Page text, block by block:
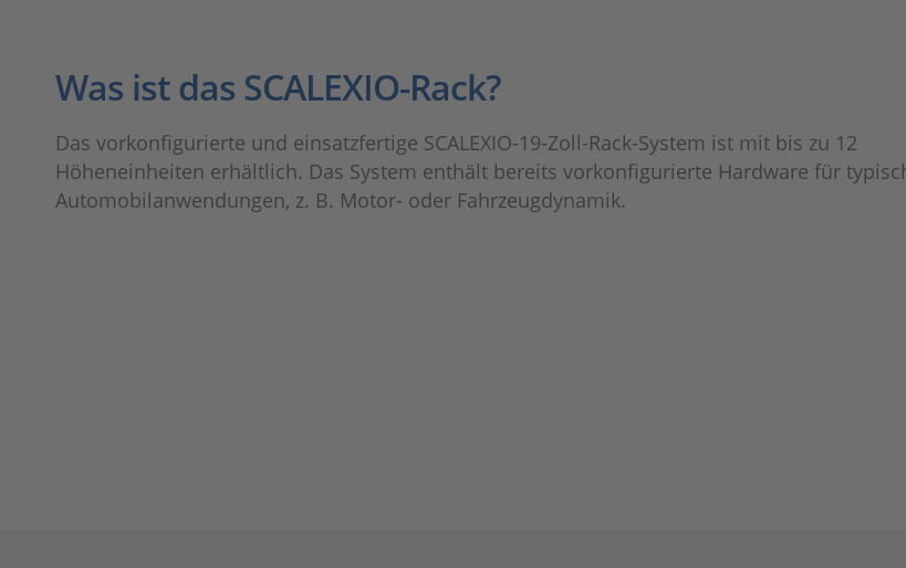
Was ist das SCALEXIO-Rack?
Das vorkonfigurierte und einsatzfertige SCALEXIO-19-Zoll-Rack-System ist mit bis zu 12
Höheneinheiten erhältlich. Das System enthält bereits vorkonfigurierte Hardware für
Automobilanwendungen, z. B. Motor- oder Fahrzeugdynamik.